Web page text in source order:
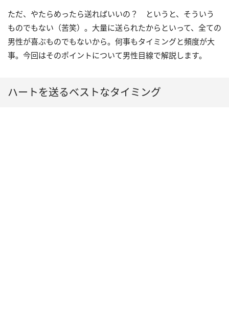
ただ、やたらめったら送ればいいの？ というと、そういう
ものでもない（苦笑）。大量に送られたからといって、全ての
男性が喜ぶものでもないから。何事もタイミングと頻度が大
事。今回はそのポイントについて男性目線で解説します。
ハートを送るベストなタイミング